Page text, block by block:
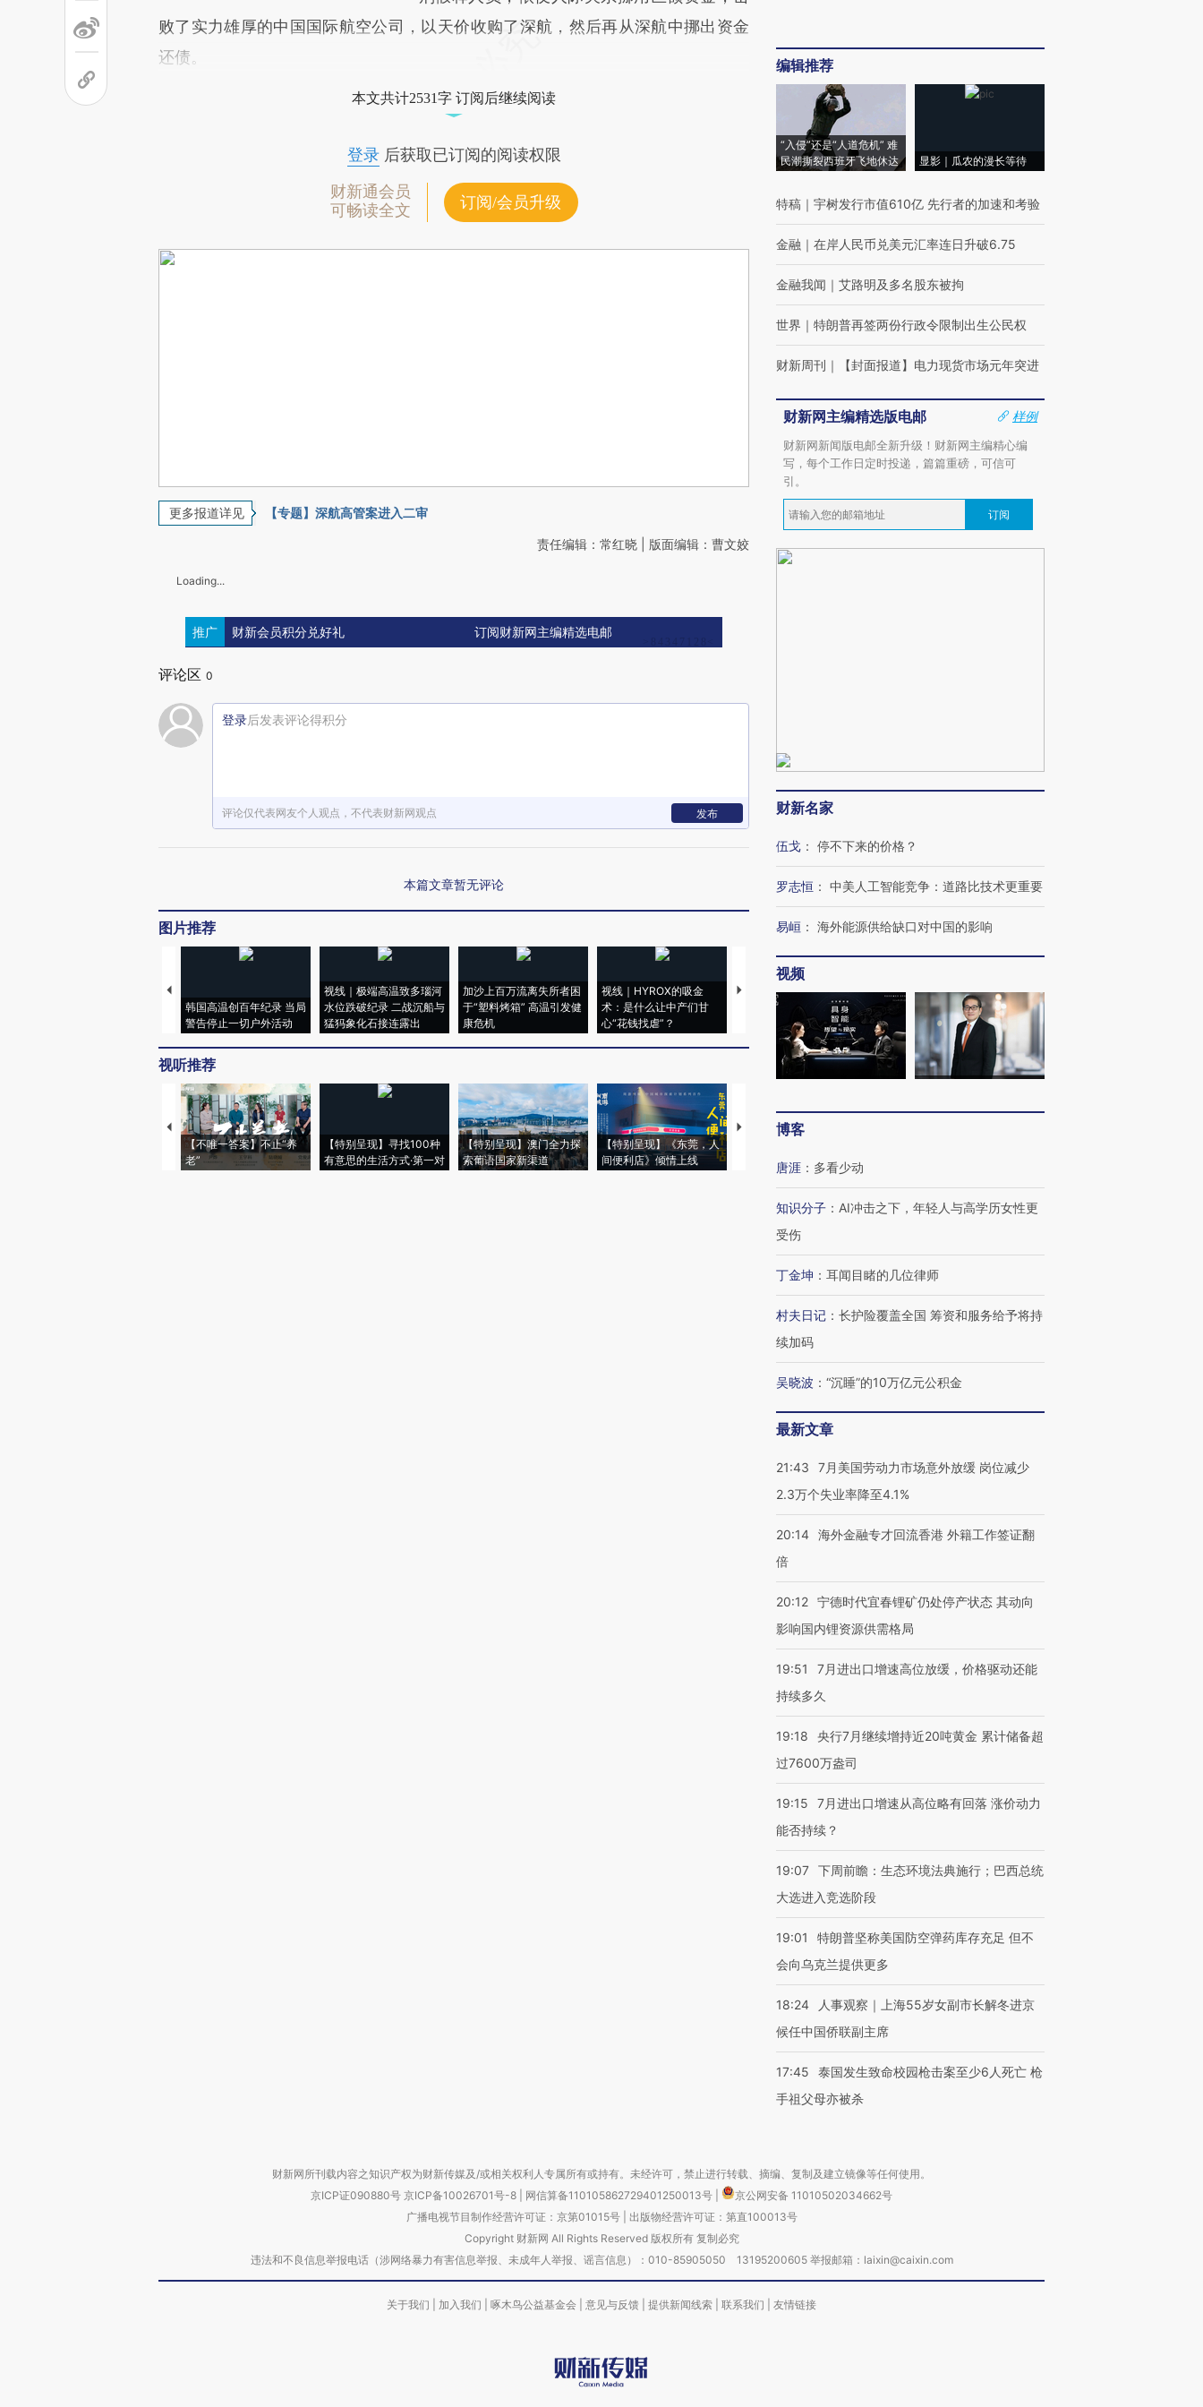
败了实力雄厚的中国国际航空公司，以天价收购了深航，然后再从深航中挪出资金
还债。
本文共计2531字 订阅后继续阅读
登录后获取已订阅的阅读权限
财新通会员
可畅读全文
订阅/会员升级
更多报道详见 【专题】深航高管案进入二审
责任编辑：常红晓 | 版面编辑：曹文姣
Loading...
推广 财新会员积分兑好礼 订阅财新网主编精选电邮
评论区 0
登录后发表评论得积分
评论仅代表网友个人观点，不代表财新网观点 发布
本篇文章暂无评论
图片推荐
韩国高温创百年纪录 当局
警告停止一切户外活动
视线｜极端高温致多瑙河
水位跌破纪录 二战沉船与
猛犸象化石接连露出
加沙上百万流离失所者困
于“塑料烤箱” 高温引发健
康危机
视线｜HYROX的吸金
术：是什么让中产们甘
心“花钱找虐”？
马航飞行员跨国走私7万
粒摇头丸 尿检体内含3种
视线｜被称为“蟑螂”的印
度Z世代 用街头抗争将教
育部长拱下台
视线｜“入侵”还是“人道危
机”？难民潮撕裂西班牙
飞地休达
视听推荐
【不唯一答案】不止“养
老”
【特别呈现】寻找100种
有意思的生活方式·第一对
【特别呈现】澳门全力探
索葡语国家新渠道
【特别呈现】《东莞，人
间便利店》倾情上线
【推广】走进第四届链博
编辑推荐
“入侵”还是“人道危机” 难
民潮撕裂西班牙飞地休达
显影｜瓜农的漫长等待
特稿 ｜ 宇树发行市值610亿 先行者的加速和考验
金融 ｜ 在岸人民币兑美元汇率连日升破6.75
金融我闻 ｜ 艾路明及多名股东被拘
世界 ｜ 特朗普再签两份行政令限制出生公民权
财新周刊 ｜ 【封面报道】电力现货市场元年突进
财新网主编精选版电邮
样例
财新网新闻版电邮全新升级！财新网主编精心编
写，每个工作日定时投递，篇篇重磅，可信可
引。
订阅
财新名家
伍戈 ： 停不下来的价格？
罗志恒 ： 中美人工智能竞争：道路比技术更重要
易峘 ： 海外能源供给缺口对中国的影响
视频
博客
唐涯 ： 多看少动
知识分子 ： AI冲击之下，年轻人与高学历女性更
受伤
丁金坤 ： 耳闻目睹的几位律师
村夫日记 ： 长护险覆盖全国 筹资和服务给予将持
续加码
吴晓波 ： “沉睡”的10万亿元公积金
最新文章
21:43
7月美国劳动力市场意外放缓 岗位减少
2.3万个失业率降至4.1%
20:14 海外金融专才回流香港 外籍工作签证翻
倍
20:12 宁德时代宜春锂矿仍处停产状态 其动向
影响国内锂资源供需格局
19:51
7月进出口增速高位放缓，价格驱动还能
持续多久
19:18
央行7月继续增持近20吨黄金 累计储备超
过7600万盎司
19:15
7月进出口增速从高位略有回落 涨价动力
能否持续？
19:07 下周前瞻：生态环境法典施行；巴西总统
大选进入竞选阶段
19:01
特朗普坚称美国防空弹药库存充足 但不
会向乌克兰提供更多
18:24
人事观察｜上海55岁女副市长解冬进京
候任中国侨联副主席
17:45
泰国发生致命校园枪击案至少6人死亡 枪
手祖父母亦被杀
财新网所刊载内容之知识产权为财新传媒及/或相关权利人专属所有或持有。未经许可，禁止进行转载、摘编、复制及建立镜像等任何使用。
京ICP证090880号 京ICP备10026701号-8 网信算备110105862729401250013号
京公网安备 11010502034662号
广播电视节目制作经营许可证：京第01015号| 出版物经营许可证：第直100013号
Copyright 财新网 All Rights Reserved 版权所有 复制必究
违法和不良信息举报电话（涉网络暴力有害信息举报、未成年人举报、谣言信息）：010-85905050 13195200605 举报邮箱：laixin@caixin.com
关于我们 加入我们 啄木鸟公益基金会 意见与反馈 提供新闻线索 联系我们 友情链接